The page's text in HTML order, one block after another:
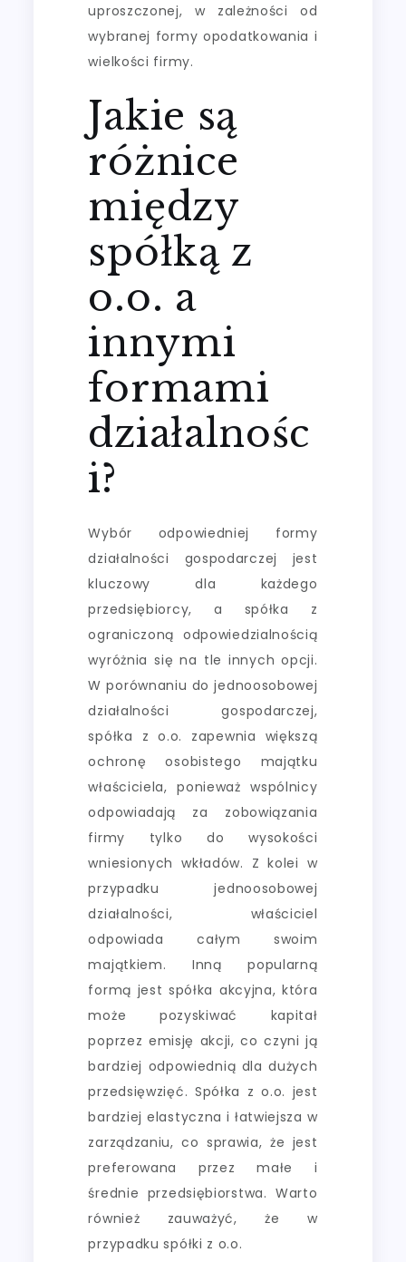
uproszczonej, w zależności od
wybranej formy opodatkowania i
wielkości firmy.
Jakie są
różnice
między
spółką z
o.o. a
innymi
formami
działalnośc
i?
Wybór odpowiedniej formy
działalności gospodarczej jest
kluczowy dla każdego
przedsiębiorcy, a spółka z
ograniczoną odpowiedzialnością
wyróżnia się na tle innych opcji.
W porównaniu do jednoosobowej
działalności gospodarczej,
spółka z o.o. zapewnia większą
ochronę osobistego majątku
właściciela, ponieważ wspólnicy
odpowiadają za zobowiązania
firmy tylko do wysokości
wniesionych wkładów. Z kolei w
przypadku jednoosobowej
działalności, właściciel
odpowiada całym swoim
majątkiem. Inną popularną
formą jest spółka akcyjna, która
może pozyskiwać kapitał
poprzez emisję akcji, co czyni ją
bardziej odpowiednią dla dużych
przedsięwzięć. Spółka z o.o. jest
bardziej elastyczna i łatwiejsza w
zarządzaniu, co sprawia, że jest
preferowana przez małe i
średnie przedsiębiorstwa. Warto
również zauważyć, że w
przypadku spółki z o.o.